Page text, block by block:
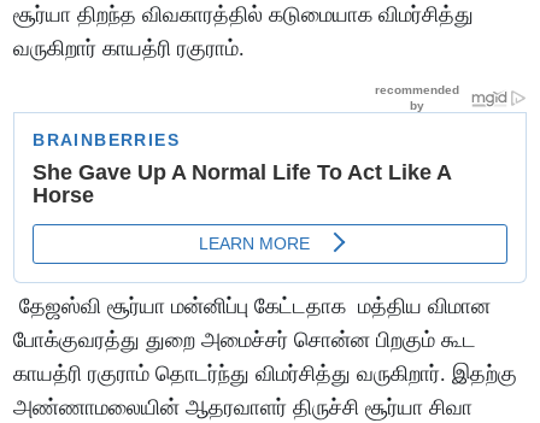
சூர்யா திறந்த விவகாரத்தில் கடுமையாக விமர்சித்து
வருகிறார் காயத்ரி ரகுராம்.
தேஜஸ்வி சூர்யா மன்னிப்பு கேட்டதாக மத்திய விமான
போக்குவரத்து துறை அமைச்சர் சொன்ன பிறகும் கூட
காயத்ரி ரகுராம் தொடர்ந்து விமர்சித்து வருகிறார். இதற்கு
அண்ணாமலையின் ஆதரவாளர் திருச்சி சூர்யா சிவா